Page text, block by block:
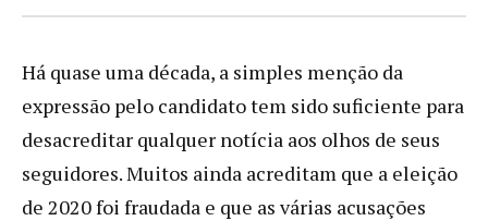
Há quase uma década, a simples menção da
expressão pelo candidato tem sido suficiente para
desacreditar qualquer notícia aos olhos de seus
seguidores. Muitos ainda acreditam que a eleição
de 2020 foi fraudada e que as várias acusações